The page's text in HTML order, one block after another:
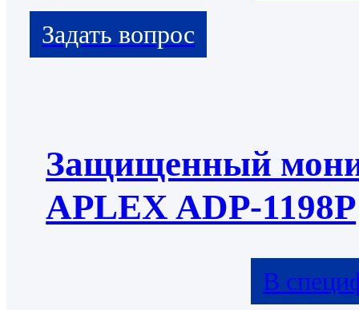
Защищенный
APLEX ADP-1198P
В